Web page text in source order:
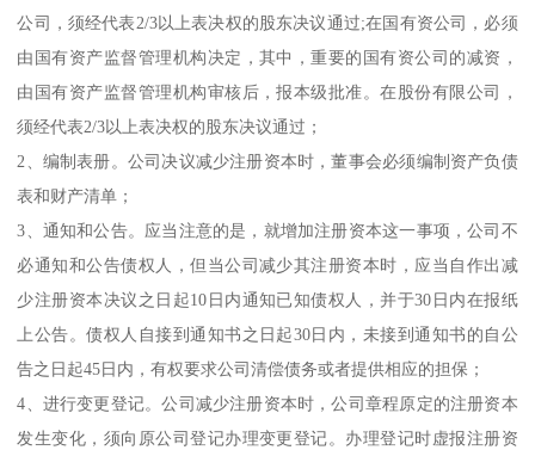
公司，须经代表2/3以上表决权的股东决议通过;在国有资公司，必须
由国有资产监督管理机构决定，其中，重要的国有资公司的减资，
由国有资产监督管理机构审核后，报本级批准。在股份有限公司，
须经代表2/3以上表决权的股东决议通过；
2、编制表册。公司决议减少注册资本时，董事会必须编制资产负债
表和财产清单；
3、通知和公告。应当注意的是，就增加注册资本这一事项，公司不
必通知和公告债权人，但当公司减少其注册资本时，应当自作出减
少注册资本决议之日起10日内通知已知债权人，并于30日内在报纸
上公告。债权人自接到通知书之日起30日内，未接到通知书的自公
告之日起45日内，有权要求公司清偿债务或者提供相应的担保；
4、进行变更登记。公司减少注册资本时，公司章程原定的注册资本
发生变化，须向原公司登记办理变更登记。办理登记时虚报注册资